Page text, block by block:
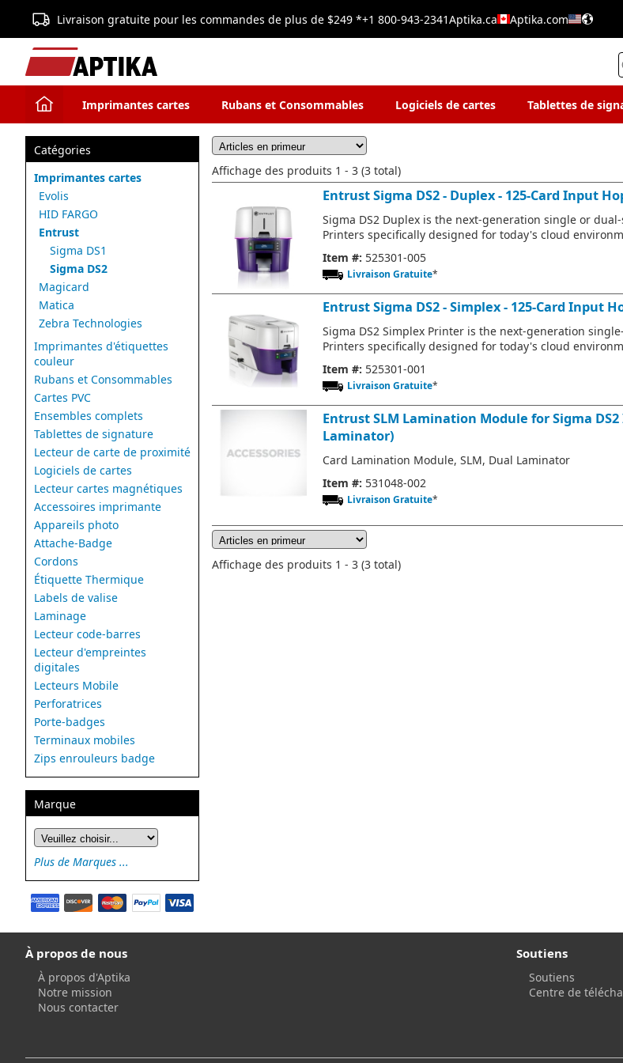
Livraison gratuite pour les commandes de plus de $249 *+1 800-943-2341Aptika.ca Aptika.com
Imprimantes cartes Rubans et Consommables Logiciels de cartes Tablettes de
Catégories
Imprimantes cartes
Evolis
HID FARGO
Entrust
Sigma DS1
Sigma DS2
Magicard
Matica
Zebra Technologies
Imprimantes d'étiquettes
couleur
Rubans et Consommables
Cartes PVC
Ensembles complets
Tablettes de signature
Lecteur de carte de proximité
Logiciels de cartes
Lecteur cartes magnétiques
Accessoires imprimante
Appareils photo
Attache-Badge
Cordons
Étiquette Thermique
Labels de valise
Laminage
Lecteur code-barres
Lecteur d'empreintes
digitales
Lecteurs Mobile
Perforatrices
Porte-badges
Terminaux mobiles
Zips enrouleurs badge
Marque
Plus de Marques ...
Affichage des produits 1 - 3 (3 total)
Entrust Sigma DS2 - Duplex - 125-Card Input
Sigma DS2 Duplex is the next-generation single or
Printers specifically designed for today's cloud
Item #: 525301-005
Livraison Gratuite*
Entrust Sigma DS2 - Simplex - 125-Card Input
Sigma DS2 Simplex Printer is the next-generation
Printers specifically designed for today's cloud
Item #: 525301-001
Livraison Gratuite*
Entrust SLM Lamination Module for Sigma
Laminator)
Card Lamination Module, SLM, Dual Laminator
Item #: 531048-002
Livraison Gratuite*
Affichage des produits 1 - 3 (3 total)
À propos de nous
À propos d'Aptika
Notre mission
Nous contacter
Soutiens
Soutiens
Centre de